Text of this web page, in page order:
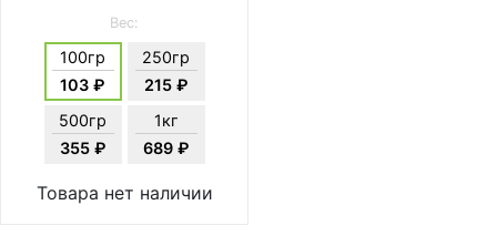
Вес:
100гр
103 ₽
250гр
215 ₽
500гр
355 ₽
1кг
689 ₽
Товара нет наличии